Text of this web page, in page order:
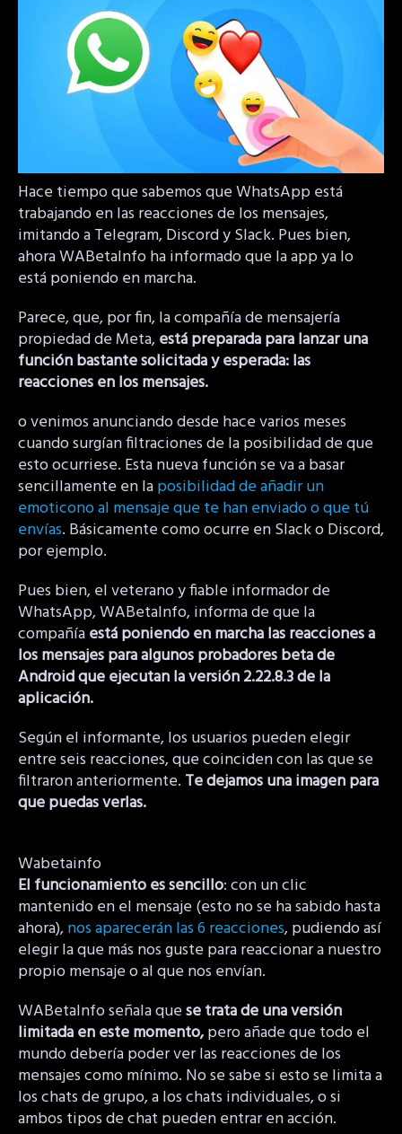
Hace tiempo que sabemos que WhatsApp está
trabajando en las reacciones de los mensajes,
imitando a Telegram, Discord y Slack. Pues bien,
ahora WABetaInfo ha informado que la app ya lo
está poniendo en marcha.
Parece, que, por fin, la compañía de mensajería
propiedad de Meta,está preparada para lanzar una
función bastante solicitada y esperada: las
reacciones en los mensajes.
o venimos anunciando desde hace varios meses
cuando surgían filtraciones de la posibilidad de que
esto ocurriese. Esta nueva función se va a basar
sencillamente en laposibilidad de añadir un
emoticono al mensaje que te han enviado o que tú
envías. Básicamente como ocurre en Slack o Discord,
por ejemplo.
Pues bien, el veterano y fiable informador de
WhatsApp, WABetaInfo, informa de que la
compañíaestá poniendo en marcha las reacciones a
los mensajes para algunos probadores beta de
Android que ejecutan la versión 2.22.8.3 de la
aplicación.
Según el informante, los usuarios pueden elegir
entre seis reacciones, que coinciden con las que se
filtraron anteriormente. Te dejamos una imagen para
que puedas verlas.
Wabetainfo
El funcionamiento es sencillo: con un clic
mantenido en el mensaje (esto no se ha sabido hasta
ahora),nos aparecerán las 6 reacciones, pudiendo así
elegir la que más nos guste para reaccionar a nuestro
propio mensaje o al que nos envían.
WABetaInfo señala quese trata de una versión
limitada en este momento,pero añade que todo el
mundo debería poder ver las reacciones de los
mensajes como mínimo. No se sabe si esto se limita a
los chats de grupo, a los chats individuales, o si
ambos tipos de chat pueden entrar en acción.